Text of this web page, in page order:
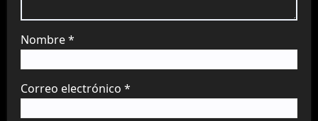
Nombre*
Correo electrónico *